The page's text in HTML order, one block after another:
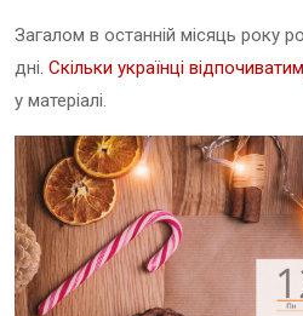
Загалом в останній місяць року
дні. Скільки українці
у матеріалі.